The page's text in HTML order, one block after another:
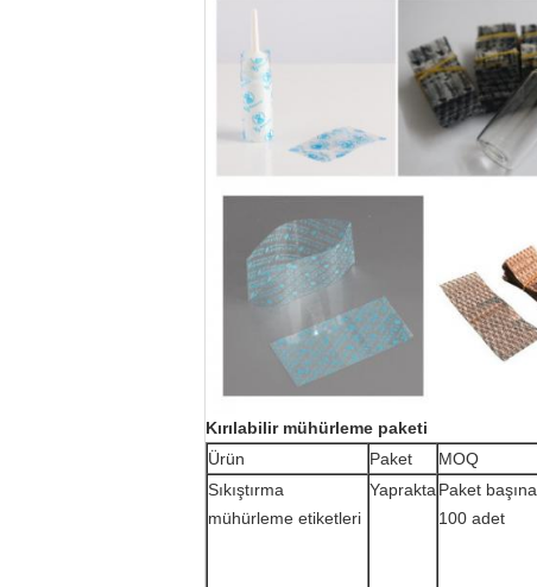
Kırılabilir mühürleme paketi
Ürün
Paket MOQ
Sıkıştırma
mühürleme etiketleri
Yaprakta Paket başına
100 adet